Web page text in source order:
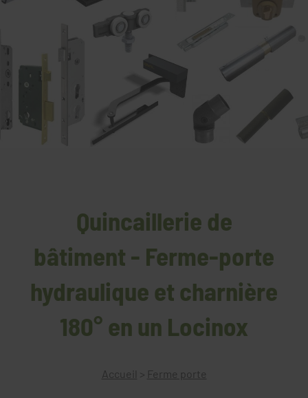
Quincaillerie de
bâtiment - Ferme-porte
hydraulique et charnière
180° en un Locinox
Accueil > Ferme porte